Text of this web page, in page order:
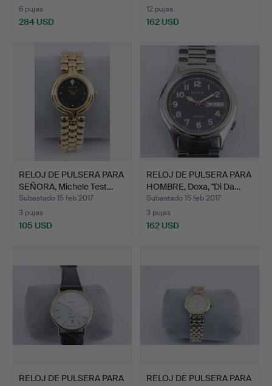
6 pujas
284 USD
12 pujas
162 USD
RELOJ DE PULSERA PARA
SEÑORA, Michele Test…
Subastado 15 feb 2017
3 pujas
105 USD
RELOJ DE PULSERA PARA
HOMBRE, Doxa, "Di Da…
Subastado 15 feb 2017
3 pujas
162 USD
RELOJ DE PULSERA PARA
RELOJ DE PULSERA PARA